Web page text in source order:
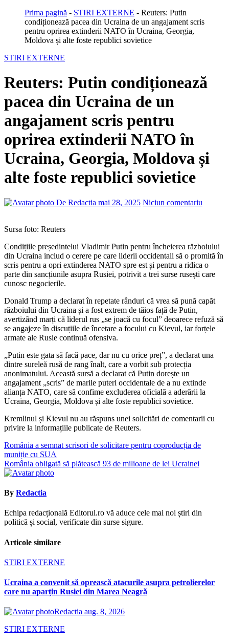
Prima pagină - STIRI EXTERNE - Reuters: Putin
condiționează pacea din Ucraina de un angajament scris
pentru oprirea extinderii NATO în Ucraina, Georgia,
Moldova și alte foste republici sovietice
STIRI EXTERNE
Reuters: Putin condiționează
pacea din Ucraina de un
angajament scris pentru
oprirea extinderii NATO în
Ucraina, Georgia, Moldova și
alte foste republici sovietice
De Redactia mai 28, 2025 Niciun comentariu
Sursa foto: Reuters
Condițiile președintelui Vladimir Putin pentru încheierea războiului
din Ucraina includ o cerere pe care liderii occidentali să o promită în
scris pentru a opri extinderea NATO spre est și pentru a ridica o
parte din sancțiunile asupra Rusiei, potrivit a trei surse rusești care
cunosc negocierile.
Donald Trump a declarat în repetate rânduri că vrea să pună capăt
războiului din Ucraina și a fost extrem de tăios față de Putin,
avertizând marți că liderul rus „se joacă cu focul” deoarece refuză să
se angajeze în discuțiile de încetare a focului cu Kievul, iar forțele
armate ale Rusie continuă ofensiva.
„Putin este gata să facă pace, dar nu cu orice preț”, a declarat una
dintre sureleă rusă de rang înalt, care a vorbit sub protecția
anonimatului. Această sursă a declarat că Putin dorește un
angajament „scris” de marile puteri occidentale de a nu extinde
alianța NATO, care să confime excluderea oficială a aderării la
Ucraina, Georgia, Moldova și alte foste republici sovietice.
Kremlinul și Kievul nu au răspuns unei solicitări de comentarii cu
privire la informațiile publicate de Reuters.
Navigare
în
articole
România a semnat scrisori de solicitare pentru coproducția de
muniție cu SUA
România obligată să plătească 93 de milioane de lei Ucrainei
By Redactia
Echipa redacțională Editorul.ro vă aduce cele mai noi știri din
politică și social, verificate din surse sigure.
Articole similare
STIRI EXTERNE
Ucraina a convenit să oprească atacurile asupra petrolierelor
care nu aparțin Rusiei din Marea Neagră
Redactia aug. 8, 2026
STIRI EXTERNE